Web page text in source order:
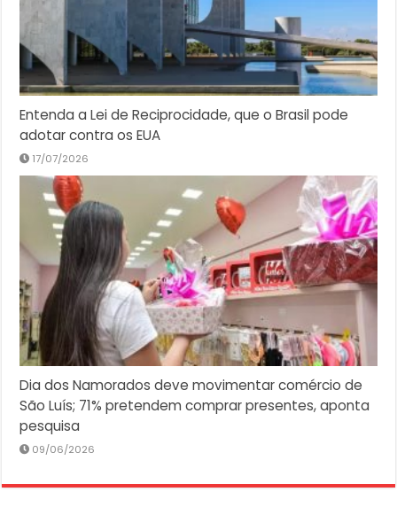
Entenda a Lei de Reciprocidade, que o Brasil pode
adotar contra os EUA
17/07/2026
Dia dos Namorados deve movimentar comércio de
São Luís; 71% pretendem comprar presentes, aponta
pesquisa
09/06/2026